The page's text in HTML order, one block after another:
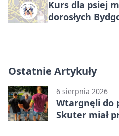
Kurs dla psiej
dorosłych
Ostatnie Artykuły
6 sierpnia 2026
Wtargnęli do
Skuter miał